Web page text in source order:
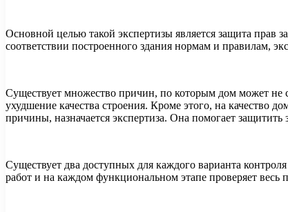
Основной целью такой экспертизы является защита прав
соответствии построенного здания нормам и правилам,
Существует множество причин, по которым дом может не
ухудшение качества строения. Кроме этого, на качество
причины, назначается экспертиза. Она помогает
Существует два доступных для каждого варианта
работ и на каждом функциональном этапе проверяет весь